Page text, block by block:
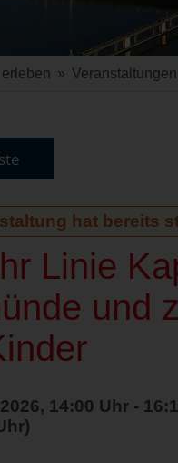
» Veranstaltungen
hat bereits
Linie
und
14:00 Uhr -